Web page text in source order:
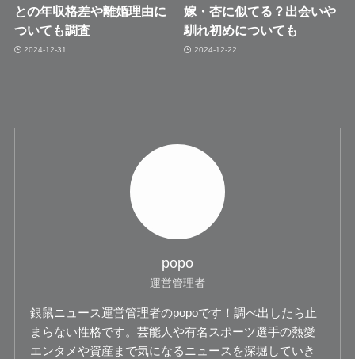
との年収格差や離婚理由に
ついても調査
2024-12-31
嫁・杏に似てる？出会いや
馴れ初めについても
2024-12-22
popo
運営管理者
銀鼠ニュース運営管理者のpopoです！調べ出したら止
まらない性格です。芸能人や有名スポーツ選手の熱愛
エンタメや資産まで気になるニュースを深堀していき